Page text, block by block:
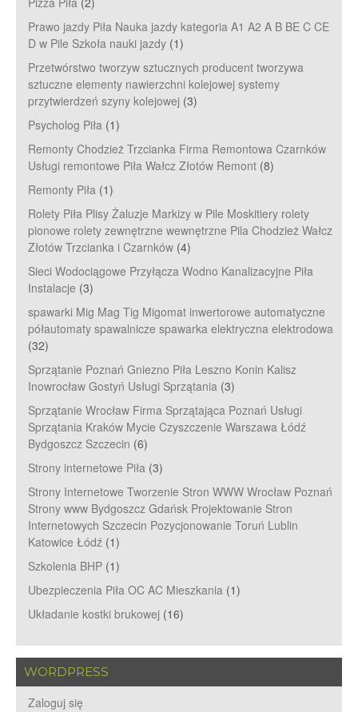
Prawo jazdy Piła Nauka jazdy kategoria A1 A2 A B BE C CE
D‎ w Pile Szkoła nauki jazdy (1)
Przetwórstwo tworzyw sztucznych producent tworzywa
sztuczne elementy nawierzchni kolejowej systemy
przytwierdzeń szyny kolejowej (3)
Psycholog Piła (1)
Remonty Chodzież Trzcianka Firma Remontowa Czarnków
Usługi remontowe Piła Wałcz Złotów Remont (8)
Remonty Piła (1)
Rolety Piła Plisy Żaluzje Markizy w Pile Moskitiery rolety
pionowe rolety zewnętrzne wewnętrzne Pila Chodzież Wałcz
Złotów Trzcianka i Czarnków (4)
Sieci Wodociągowe Przyłącza Wodno Kanalizacyjne Piła
Instalacje (3)
spawarki Mig Mag Tig Migomat inwertorowe automatyczne
półautomaty spawalnicze spawarka elektryczna elektrodowa
(32)
Sprzątanie Poznań Gniezno Piła Leszno Konin Kalisz
Inowrocław Gostyń Usługi Sprzątania (3)
Sprzątanie Wrocław Firma Sprzątająca Poznań Usługi
Sprzątania Kraków Mycie Czyszczenie Warszawa Łódź
Bydgoszcz Szczecin (6)
Strony internetowe Piła (3)
Strony Internetowe Tworzenie Stron WWW Wrocław Poznań
Strony www Bydgoszcz Gdańsk Projektowanie Stron
Internetowych Szczecin Pozycjonowanie Toruń Lublin
Katowice Łódź (1)
Szkolenia BHP (1)
Ubezpieczenia Piła OC AC Mieszkania (1)
Układanie kostki brukowej (16)
WORDPRESS
Zaloguj się